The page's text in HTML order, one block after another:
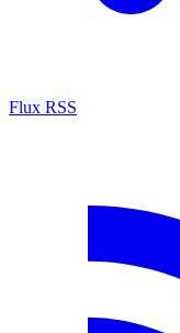
Flux RSS